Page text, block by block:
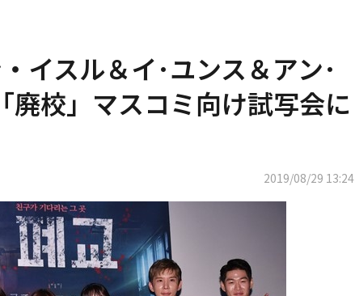
イスル＆イ･ユンス＆アン･
廃校」マスコミ向け試写会に
2019/08/29 13:24